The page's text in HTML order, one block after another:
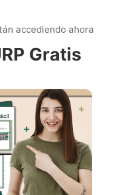
accediendo ahora
Gratis